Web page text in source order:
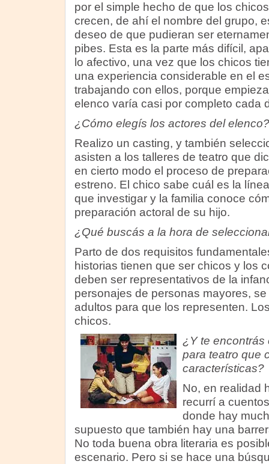
por el simple hecho de que los chicos
crecen, de ahí el nombre del grupo,
deseo de que pudieran ser
pibes. Esta es la parte más difícil,
lo afectivo, una vez que los chicos
una experiencia considerable en el
trabajando con ellos, porque
elenco varía casi por completo cada
¿Cómo elegís los actores del elenco?
Realizo un casting, y también
asisten a los talleres de teatro que
en cierto modo el proceso de
estreno. El chico sabe cuál es la
que investigar y la familia conoce
preparación actoral de su hijo.
¿Qué buscás a la hora de
Parto de dos requisitos
historias tienen que ser chicos y los
deben ser representativos de la
personajes de personas mayores,
adultos para que los representen.
chicos.
¿Y te encontrás
para teatro que
características?
No, en realidad
recurrí a
donde hay
supuesto que también hay una
No toda buena obra literaria es
escenario. Pero si se hace una